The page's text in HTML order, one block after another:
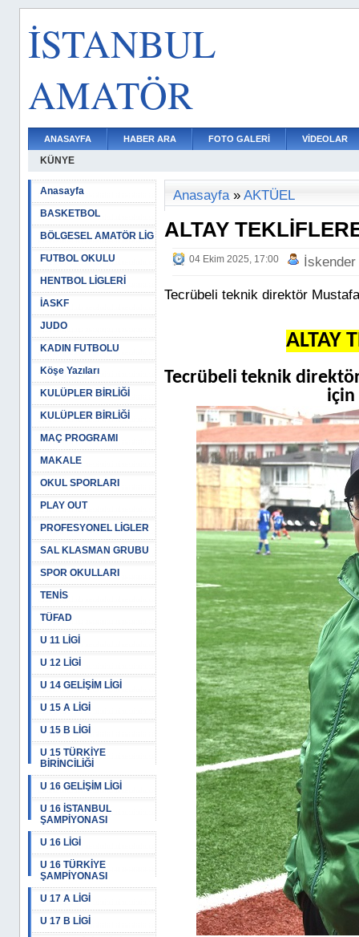
İSTANBUL
AMATÖR
ANASAYFA HABER ARA FOTO GALERİ VİDEOLAR
KÜNYE
Anasayfa
BASKETBOL
BÖLGESEL AMATÖR LİG
FUTBOL OKULU
HENTBOL LİGLERİ
İASKF
JUDO
KADIN FUTBOLU
Köşe Yazıları
KULÜPLER BİRLİĞİ
KULÜPLER BİRLİĞİ
MAÇ PROGRAMI
MAKALE
OKUL SPORLARI
PLAY OUT
PROFESYONEL LİGLER
SAL KLASMAN GRUBU
SPOR OKULLARI
TENİS
TÜFAD
U 11 LİGİ
U 12 LİGİ
U 14 GELİŞİM LİGİ
U 15 A LİGİ
U 15 B LİGİ
U 15 TÜRKİYE
BİRİNCİLİĞİ
U 16 GELİŞİM LİGİ
U 16 İSTANBUL
ŞAMPİYONASI
U 16 LİGİ
U 16 TÜRKİYE
ŞAMPİYONASI
U 17 A LİGİ
U 17 B LİGİ
Anasayfa» AKTÜEL
ALTAY
04 Ekim 2025, 17:00 İskender
Tecrübeli teknik direktör
ALTAY
Tecrübeli teknik
için